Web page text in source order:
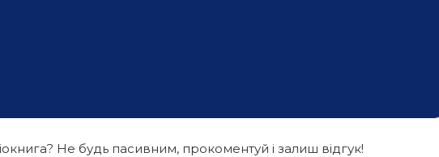
Не будь пасивним, прокоментуй і залиш відгук!